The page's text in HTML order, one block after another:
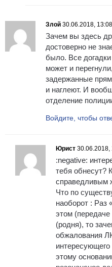
Злой 30.06.2018, 13:08
Зачем вы здесь
достоверно не
было. Все
может и
задержанные
и наглеют. И
отделение
Войдите, чтобы
Юрист 30.06.2018,
:negative:
тебя обнесут?
справедливым
Что по
наоборот : Раз
этом (передаче
(родня), то
обжалования
этому